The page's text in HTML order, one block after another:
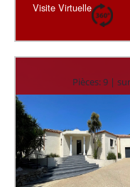
Visite Virtuelle
Pièces: 9 |